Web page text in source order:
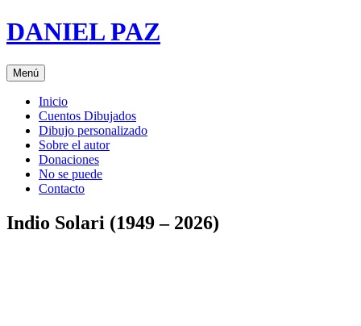
Saltar
al
DANIEL PAZ
Menú
Inicio
Cuentos Dibujados
Dibujo personalizado
Sobre el autor
Donaciones
No se puede
Contacto
Indio Solari (1949 – 2026)